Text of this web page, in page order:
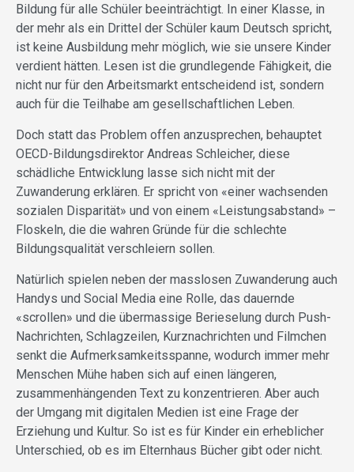
Bildung für alle Schüler beeinträchtigt. In einer Klasse, in
der mehr als ein Drittel der Schüler kaum Deutsch spricht,
ist keine Ausbildung mehr möglich, wie sie unsere Kinder
verdient hätten. Lesen ist die grundlegende Fähigkeit, die
nicht nur für den Arbeitsmarkt entscheidend ist, sondern
auch für die Teilhabe am gesellschaftlichen Leben.
Doch statt das Problem offen anzusprechen, behauptet
OECD-Bildungsdirektor Andreas Schleicher, diese
schädliche Entwicklung lasse sich nicht mit der
Zuwanderung erklären. Er spricht von «einer wachsenden
sozialen Disparität» und von einem «Leistungsabstand» –
Floskeln, die die wahren Gründe für die schlechte
Bildungsqualität verschleiern sollen.
Natürlich spielen neben der masslosen Zuwanderung auch
Handys und Social Media eine Rolle, das dauernde
«scrollen» und die übermassige Berieselung durch Push-
Nachrichten, Schlagzeilen, Kurznachrichten und Filmchen
senkt die Aufmerksamkeitsspanne, wodurch immer mehr
Menschen Mühe haben sich auf einen längeren,
zusammenhängenden Text zu konzentrieren. Aber auch
der Umgang mit digitalen Medien ist eine Frage der
Erziehung und Kultur. So ist es für Kinder ein erheblicher
Unterschied, ob es im Elternhaus Bücher gibt oder nicht.